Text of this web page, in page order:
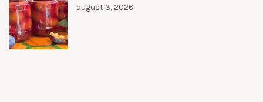
august 3, 2026